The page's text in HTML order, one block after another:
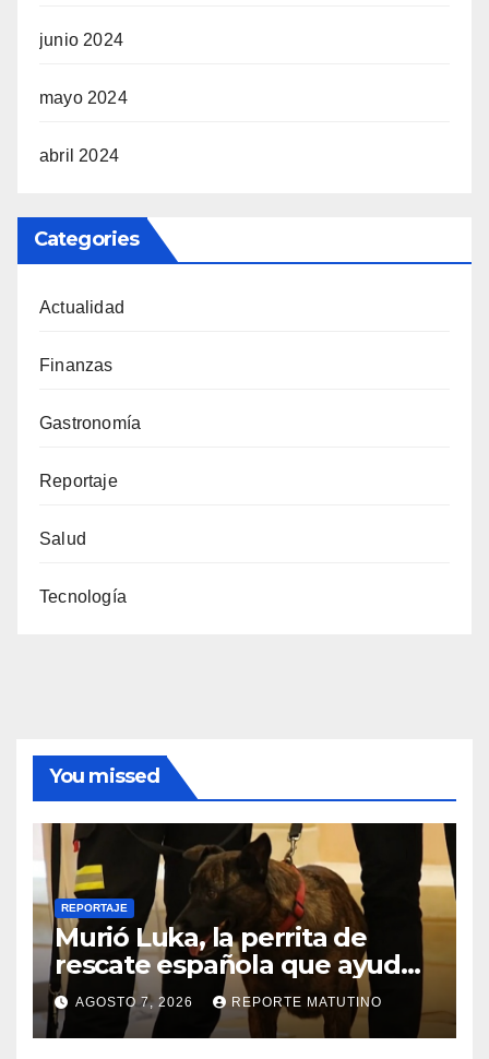
junio 2024
mayo 2024
abril 2024
Categories
Actualidad
Finanzas
Gastronomía
Reportaje
Salud
Tecnología
You missed
REPORTAJE
Murió Luka, la perrita de
rescate española que ayudó
a buscar sobrevivientes bajo
los escombros tras los
terremotos
AGOSTO 7, 2026 REPORTE MATUTINO